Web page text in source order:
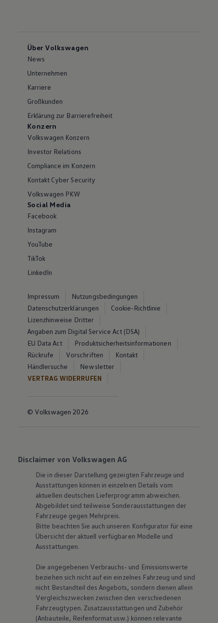
Über Volkswagen
News
Unternehmen
Karriere
Großkunden
Erklärung zur Barrierefreiheit
Konzern
Volkswagen Konzern
Investor Relations
Compliance im Konzern
Kontakt Cyber Security
Volkswagen PKW
Social Media
Facebook
Instagram
YouTube
TikTok
LinkedIn
Impressum
Nutzungsbedingungen
Datenschutzerklärungen
Cookie-Richtlinie
Lizenzhinweise Dritter
Angaben zum Digital Service Act (DSA)
EU Data Act
Produktsicherheitsinformationen
Rückrufe
Vorschriften
Kontakt
Händlersuche
Newsletter
VERTRAG WIDERRUFEN
© Volkswagen 2026
Disclaimer von Volkswagen AG
Die in dieser Darstellung gezeigten Fahrzeuge und
Ausstattungen können in einzelnen Details vom
aktuellen deutschen Lieferprogramm abweichen.
Abgebildet sind teilweise Sonderausstattungen der
Fahrzeuge gegen Mehrpreis.
Bitte beachten Sie auch unseren Konfigurator für eine
Übersicht der aktuell verfügbaren Modelle und
Ausstattungen.
Die angegebenen Verbrauchs- und Emissionswerte
beziehen sich nicht auf ein einzelnes Fahrzeug und sind
nicht Bestandteil des Angebots, sondern dienen allein
Vergleichszwecken zwischen den verschiedenen
Fahrzeugtypen. Zusatzausstattungen und Zubehör
(Anbauteile, Reifenformat usw.) können relevante